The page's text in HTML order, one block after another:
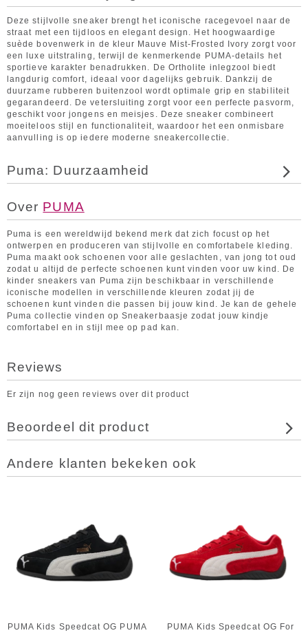
Deze stijlvolle sneaker brengt het iconische racegevoel naar de
straat met een tijdloos en elegant design. Het hoogwaardige
suède bovenwerk in de kleur Mauve Mist-Frosted Ivory zorgt voor
een luxe uitstraling, terwijl de kenmerkende PUMA-details het
sportieve karakter benadrukken. De Ortholite inlegzool biedt
langdurig comfort, ideaal voor dagelijks gebruik. Dankzij de
duurzame rubberen buitenzool wordt optimale grip en stabiliteit
gegarandeerd. De vetersluiting zorgt voor een perfecte pasvorm,
geschikt voor jongens en meisjes. Deze sneaker combineert
moeiteloos stijl en functionaliteit, waardoor het een onmisbare
aanvulling is op iedere moderne sneakercollectie.
Puma: Duurzaamheid
Over PUMA
Puma is een wereldwijd bekend merk dat zich focust op het
ontwerpen en produceren van stijlvolle en comfortabele kleding.
Puma maakt ook schoenen voor alle geslachten, van jong tot oud
zodat u altijd de perfecte schoenen kunt vinden voor uw kind. De
kinder sneakers van Puma zijn beschikbaar in verschillende
iconische modellen in verschillende kleuren zodat jij de
schoenen kunt vinden die passen bij jouw kind. Je kan de gehele
Puma collectie vinden op Sneakerbaasje zodat jouw kindje
comfortabel en in stijl mee op pad kan.
Reviews
Er zijn nog geen reviews over dit product
Beoordeel dit product
Andere klanten bekeken ook
PUMA Kids Speedcat OG PUMA
PUMA Kids Speedcat OG For